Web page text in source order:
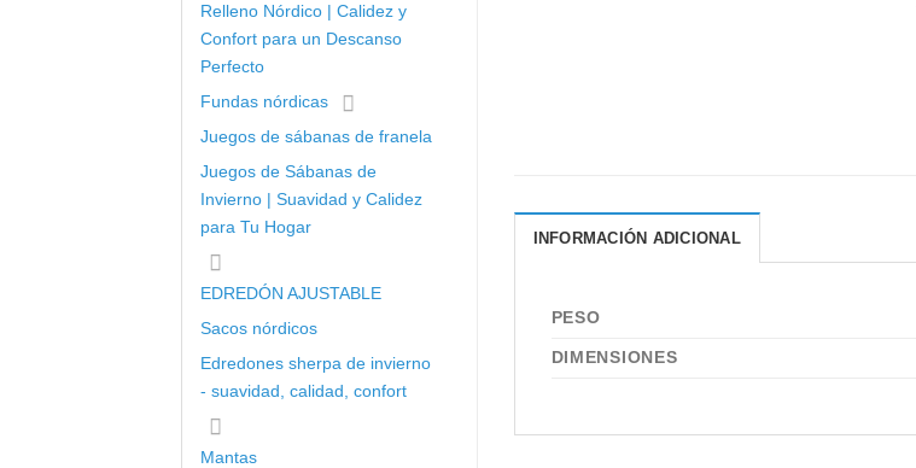
Relleno Nórdico | Calidez y
Confort para un Descanso
Perfecto
Fundas nórdicas
Juegos de sábanas de franela
Juegos de Sábanas de
Invierno | Suavidad y Calidez
para Tu Hogar
EDREDÓN AJUSTABLE
Sacos nórdicos
Edredones sherpa de invierno
- suavidad, calidad, confort
Mantas
INFORMACIÓN ADICIONAL
PESO
DIMENSIONES